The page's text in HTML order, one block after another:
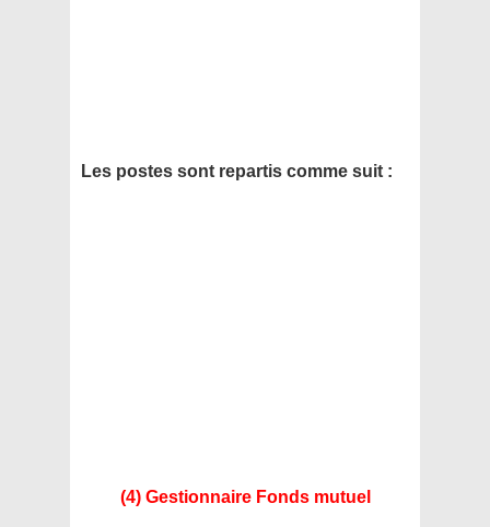
Les postes sont repartis comme suit :
(4) Gestionnaire Fonds mutuel